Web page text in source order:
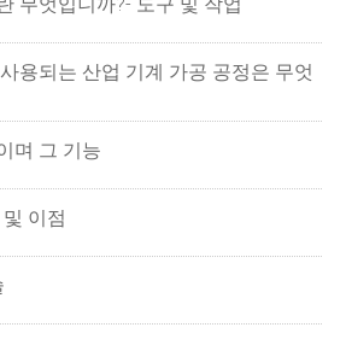
용되는 산업 기계 가공 공정은 무엇
며 그 기능
이점